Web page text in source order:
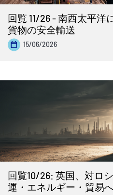
回覧 11/26 - 南西太平洋
貨物の安全輸送
15/06/2026
回覧10/26: 英国、対ロ
運・エネルギー・貿易